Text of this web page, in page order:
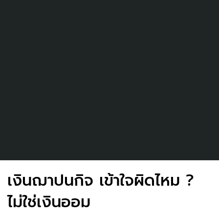
เงินฌาปนกิจ เข้าใจผิดไหม ?
ไม่ใช่เงินออม